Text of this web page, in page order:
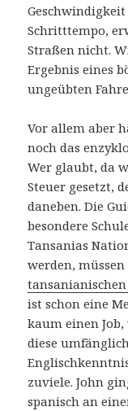
Schritttempo,
Straßen nicht.
Ergebnis eines
ungeübten
Vor allem aber
noch das
Wer glaubt, da
Steuer gesetzt,
daneben. Die
besondere
Tansanias
werden,
ist schon eine
kaum einen
diese
zuviele. John
spanisch an